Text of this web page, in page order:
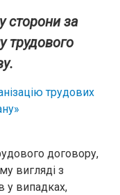
сторони за
трудового
трудових
договору,
вигляді з
у випадках,